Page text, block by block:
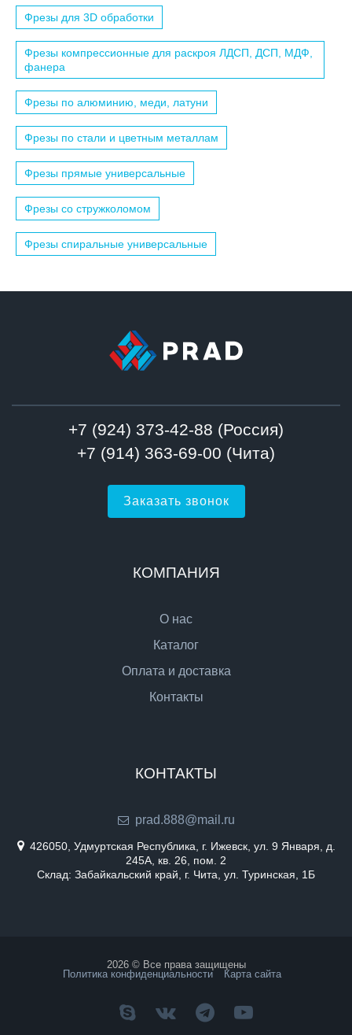
Фрезы для 3D обработки
Фрезы компрессионные для раскроя ЛДСП, ДСП, МДФ,
фанера
Фрезы по алюминию, меди, латуни
Фрезы по стали и цветным металлам
Фрезы прямые универсальные
Фрезы со стружколомом
Фрезы спиральные универсальные
+7 (924) 373-42-88 (Россия)
+7 (914) 363-69-00 (Чита)
Заказать звонок
КОМПАНИЯ
О нас
Каталог
Оплата и доставка
Контакты
КОНТАКТЫ
prad.888@mail.ru
426050, Удмуртская Республика, г. Ижевск, ул. 9 Января, д.
245А, кв. 26, пом. 2
Склад: Забайкальский край, г. Чита, ул. Туринская, 1Б
2026 © Все права защищены
Политика конфиденциальности
Карта сайта